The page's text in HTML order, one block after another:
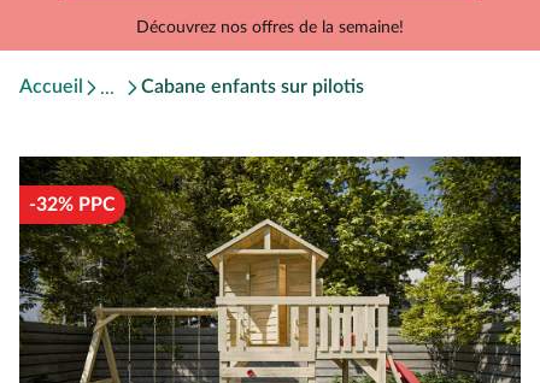
Découvrez nos offres de la semaine!
Accueil Cabane enfants sur pilotis
-32% PPC